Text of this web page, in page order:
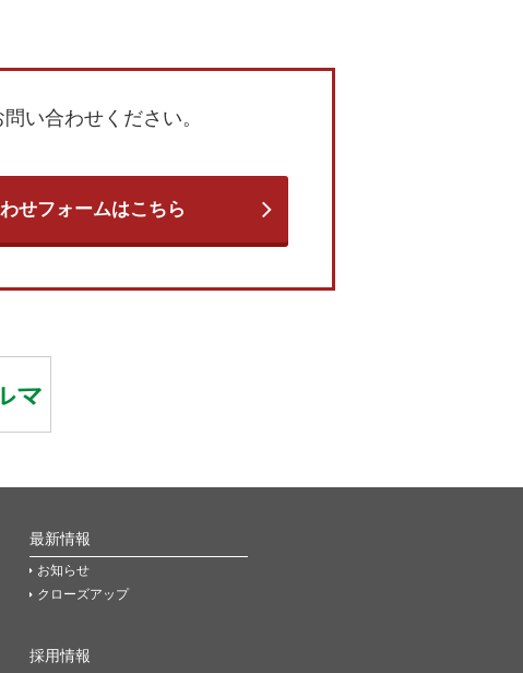
い合わせください。
せフォームはこちら
最新情報
お知らせ
クローズアップ
採用情報